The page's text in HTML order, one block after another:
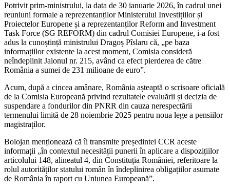
Potrivit prim-ministrului, la data de 30 ianuarie 2026, în cadrul unei
reuniuni formale a reprezentanților Ministerului Investițiilor și
Proiectelor Europene și a reprezentanților Reform and Investment
Task Force (SG REFORM) din cadrul Comisiei Europene, i-a fost
adus la cunoștință ministrului Dragoș Pîslaru că, „pe baza
informațiilor existente la acest moment, Comisia consideră
neîndeplinit Jalonul nr. 215, având ca efect pierderea de către
România a sumei de 231 milioane de euro”.
Acum, după a cincea amânare, România așteaptă o scrisoare oficială
de la Comisia Europeană privind rezultatele evaluării și decizia de
suspendare a fondurilor din PNRR din cauza nerespectării
termenului limită de 28 noiembrie 2025 pentru noua lege a pensiilor
magistraților.
Bolojan menționează că îi transmite președintei CCR aceste
informații „în contextul necesității punerii în aplicare a dispozițiilor
articolului 148, alineatul 4, din Constituția României, referitoare la
rolul autorităților statului român în îndeplinirea obligațiilor asumate
de România în raport cu Uniunea Europeană”.